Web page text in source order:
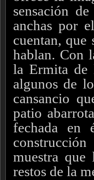
sensación
anchas por
cuentan, que
hablan. Con
la Ermita de
algunos de
cansancio
patio
fechada en
muestra que
restos de la